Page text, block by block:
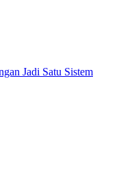
Jadi Satu Sistem